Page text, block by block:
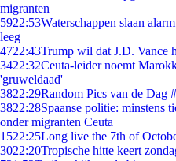
migranten
5922:53Waterschappen slaan
leeg
4722:43Trump wil dat J.D. Vance
3422:32Ceuta-leider noemt
'gruweldaad'
3822:29Random Pics van de Dag
3822:28Spaanse politie: minstens
onder migranten Ceuta
1522:25Long live the 7th of
3022:20Tropische hitte keert